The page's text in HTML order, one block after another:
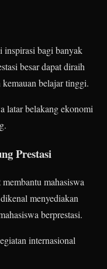
inspirasi bagi banyak
besar dapat diraih
belajar tinggi.
latar belakang ekonomi
Prestasi
mahasiswa
menyediakan
berprestasi.
internasional